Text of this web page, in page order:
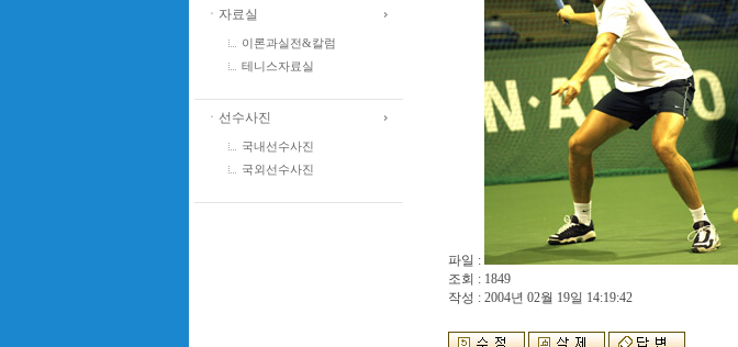
ㆍ자료실
이론과실전&칼럼
테니스자료실
ㆍ선수사진
국내선수사진
국외선수사진
파일 :
조회 : 1849
작성 : 2004년 02월 19일 14:19:42